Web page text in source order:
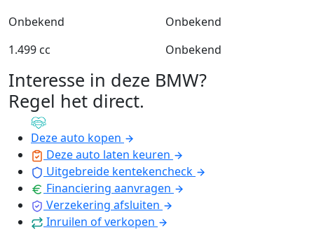
Onbekend
Onbekend
1.499 cc
Onbekend
Interesse in deze BMW?
Regel het direct.
Deze auto kopen
Deze auto laten keuren
Uitgebreide kentekencheck
Financiering aanvragen
Verzekering afsluiten
Inruilen of verkopen